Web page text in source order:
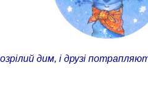
дим, і друзі